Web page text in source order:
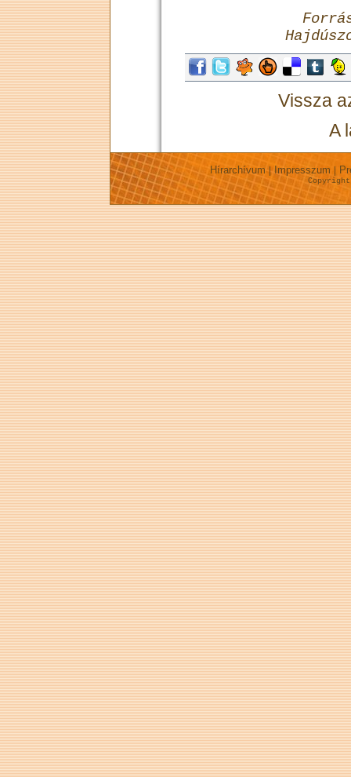
Vissza
A
Hírarchívum |Impresszum